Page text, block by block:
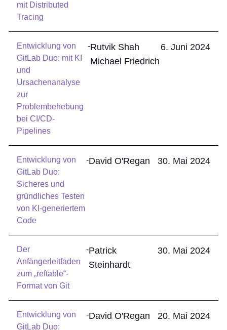
mit Distributed
Tracing
Entwicklung von
GitLab Duo: mit KI
und
Ursachenanalyse
zur
Problembehebung
bei CI/CD-
Pipelines
-Rutvik Shah
Michael Friedrich
6. Juni 2024
Entwicklung von
GitLab Duo:
Sicheres und
gründliches Testen
von KI-generiertem
Code
-David O'Regan 30. Mai 2024
Der
Anfängerleitfaden
zum „reftable“-
Format von Git
-Patrick
Steinhardt
30. Mai 2024
Entwicklung von
GitLab Duo:
-David O'Regan 20. Mai 2024